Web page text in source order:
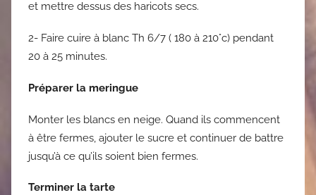
et mettre dessus des haricots secs.
2- Faire cuire à blanc Th 6/7 ( 180 à 210°c) pendant
20 à 25 minutes.
Préparer la meringue
Monter les blancs en neige. Quand ils commencent
à être fermes, ajouter le sucre et continuer de battre
jusqu’à ce qu’ils soient bien fermes.
Terminer la tarte